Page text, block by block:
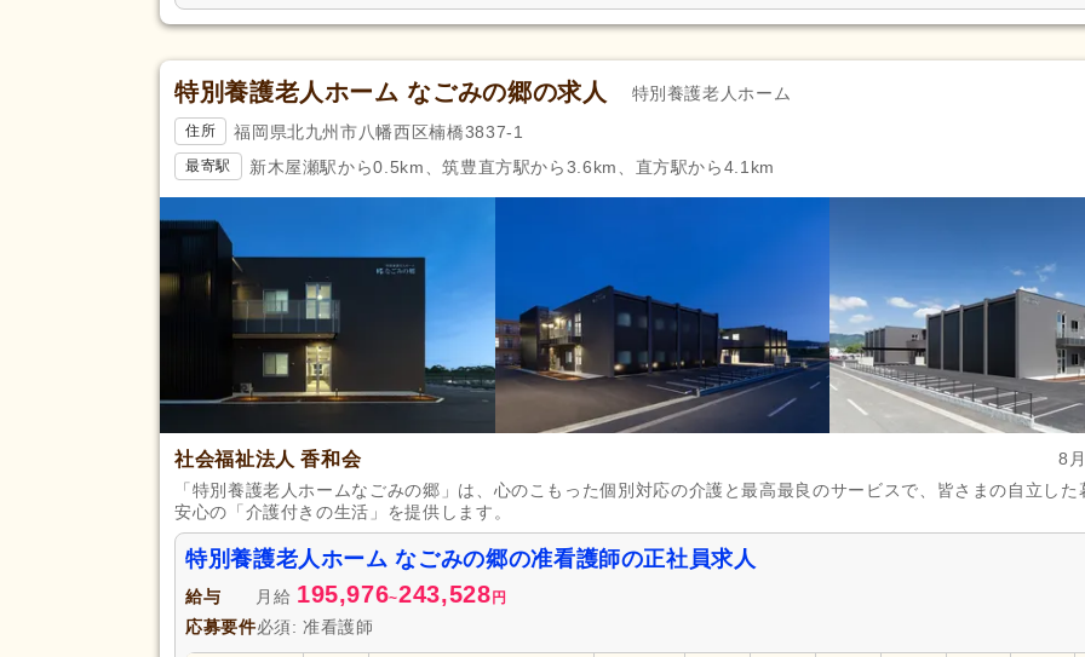
特別養護老人ホーム なごみの郷の求人 特別養護老人ホーム
住所 福岡県北九州市八幡西区楠橋3837-1
最寄駅 新木屋瀬駅から0.5km、筑豊直方駅から3.6km、直方駅から4.1km
社会福祉法人 香和会
8
「特別養護老人ホームなごみの郷」は、心のこもった個別対応の介護と最高最良のサービスで、皆さまの自立した
安心の「介護付きの生活」を提供します。
特別養護老人ホーム なごみの郷の准看護師の正社員求人
給与 月給 195,976~243,528円
応募要件必須: 准看護師